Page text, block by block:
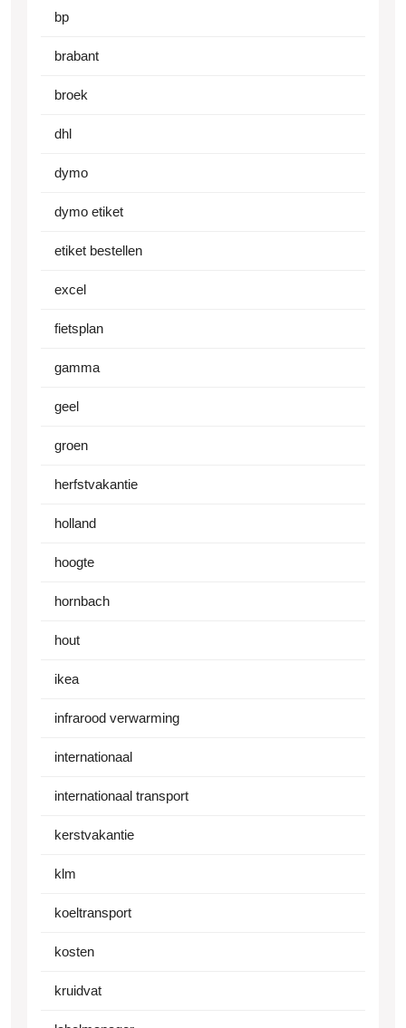
bp
brabant
broek
dhl
dymo
dymo etiket
etiket bestellen
excel
fietsplan
gamma
geel
groen
herfstvakantie
holland
hoogte
hornbach
hout
ikea
infrarood verwarming
internationaal
internationaal transport
kerstvakantie
klm
koeltransport
kosten
kruidvat